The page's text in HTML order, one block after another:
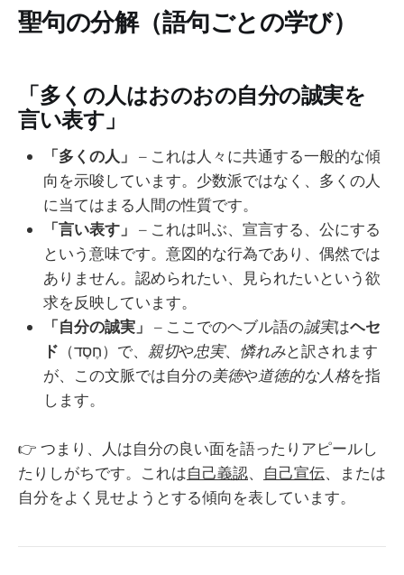
聖句の分解（語句ごとの学び）
「多くの人はおのおの自分の誠実を
言い表す」
「多くの人」
– これは人々に共通する一般的な傾
向を示唆しています。少数派ではなく、多くの人
に当てはまる人間の性質です。
「言い表す」
– これは叫ぶ、宣言する、公にする
という意味です。意図的な行為であり、偶然では
ありません。認められたい、見られたいという欲
求を反映しています。
「自分の誠実」
– ここでのヘブル語の誠実はヘセ
ド
（חֶסֶד）で、 親切や忠実、 憐れみと訳されます
が、この文脈では自分の美徳や道徳的な人格を指
します。
👉 つまり、人は自分の良い面を語ったりアピールし
たりしがちです。これは自己義認、 自己宣伝、または
自分をよく見せようとする傾向を表しています。